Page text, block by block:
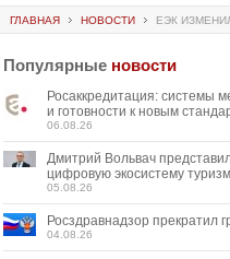
ГЛАВНАЯ НОВОСТИ ЕЭК
Популярные новости
Росаккредитация: системы
и готовности к новым
06.08.26
Дмитрий Вольвач
цифровую экосистему
05.08.26
Росздравнадзор прекратил
04.08.26